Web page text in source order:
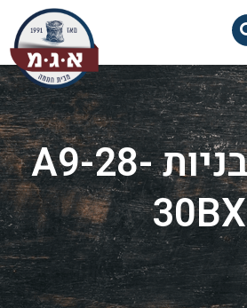
רסק עגבניות A9-28-
30BX